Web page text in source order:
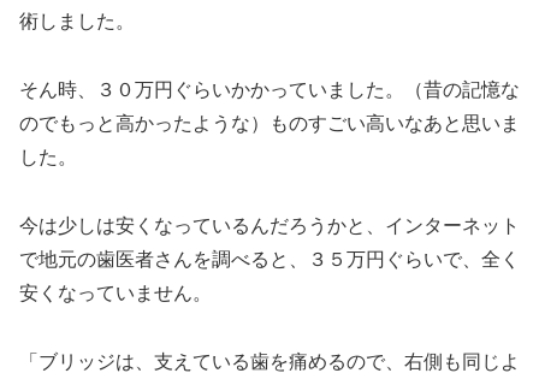
術しました。
そん時、３０万円ぐらいかかっていました。（昔の記憶な
のでもっと高かったような）ものすごい高いなあと思いま
した。
今は少しは安くなっているんだろうかと、インターネット
で地元の歯医者さんを調べると、３５万円ぐらいで、全く
安くなっていません。
「ブリッジは、支えている歯を痛めるので、右側も同じよ